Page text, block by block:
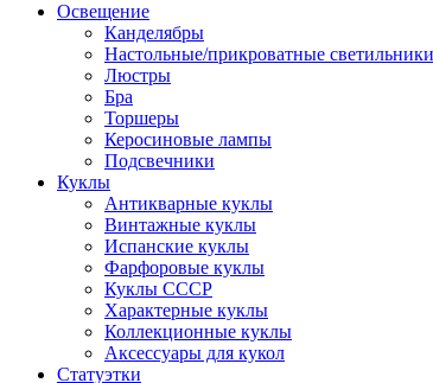
Освещение
Канделябры
Настольные/прикроватные светильники
Люстры
Бра
Торшеры
Керосиновые лампы
Подсвечники
Куклы
Антикварные куклы
Винтажные куклы
Испанские куклы
Фарфоровые куклы
Куклы СССР
Характерные куклы
Коллекционные куклы
Аксессуары для кукол
Статуэтки